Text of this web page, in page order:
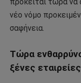
νέο νόμο
σαφήνεια.
Τώρα
ξένες εταιρείες